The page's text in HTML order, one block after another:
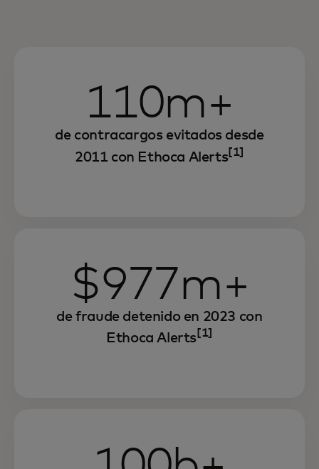
110m+
de contracargos evitados desde
2011 con Ethoca Alerts[1]
$977m+
de fraude detenido en 2023 con
Ethoca Alerts [1]